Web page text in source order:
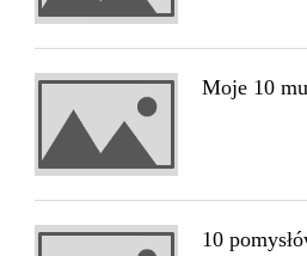
Moje 10
10